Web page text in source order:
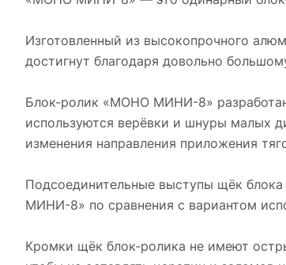
Изготовленный из высокопрочного
достигнут благодаря довольно
Блок-ролик «МОНО МИНИ-8» разработан
используются верёвки и шнуры малых
изменения направления приложения
Подсоединительные выступы щёк
МИНИ-8» по сравнения с вариантом
Кромки щёк блок-ролика не имеют